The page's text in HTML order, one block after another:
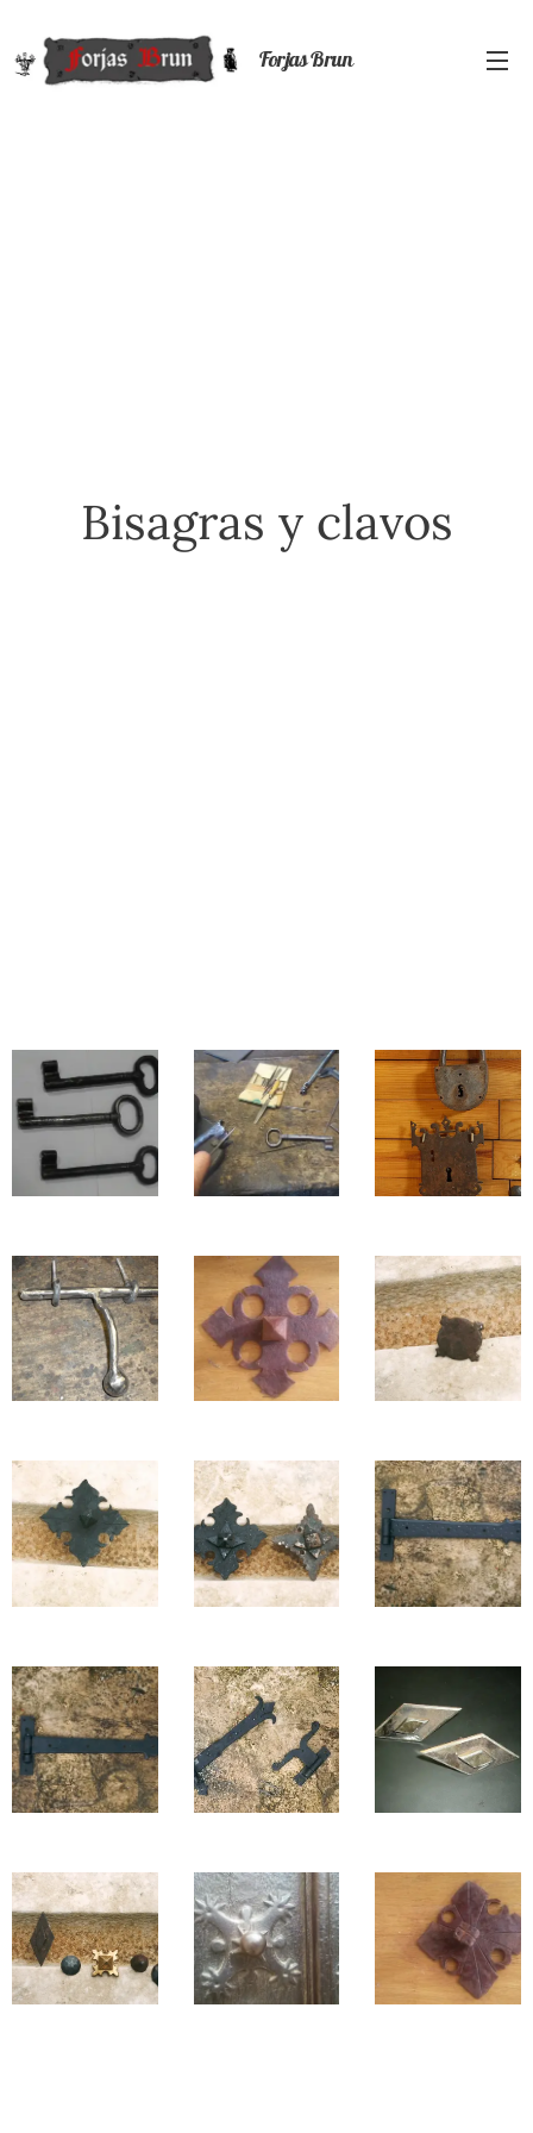
Forjas Brun
Bisagras y clavos